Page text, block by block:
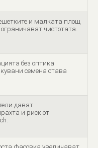
и малката площ
чистотата.
без оптика
семена става
дават
и риск от